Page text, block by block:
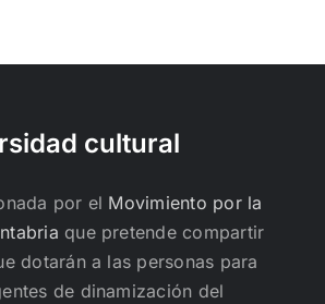
cultural
por el Movimiento por la
que pretende compartir
dotarán a las personas para
de dinamización del